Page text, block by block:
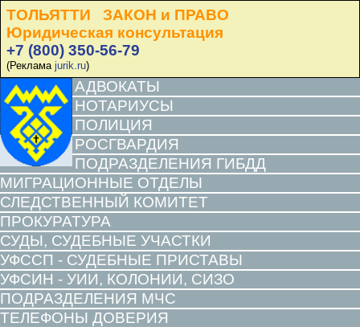
ТОЛЬЯТТИ ЗАКОН и ПРАВО
Юридическая консультация
+7 (800) 350-56-79
(Реклама jurik.ru)
АДВОКАТЫ
НОТАРИУСЫ
ПОЛИЦИЯ
РОСГВАРДИЯ
ПОДРАЗДЕЛЕНИЯ ГИБДД
МИГРАЦИОННЫЕ ОТДЕЛЫ
СЛЕДСТВЕННЫЙ КОМИТЕТ
ПРОКУРАТУРА
СУДЫ, СУДЕБНЫЕ УЧАСТКИ
УФССП - СУДЕБНЫЕ ПРИСТАВЫ
УФСИН - УИИ, КОЛОНИИ, СИЗО
ПОДРАЗДЕЛЕНИЯ МЧС
ТЕЛЕФОНЫ ДОВЕРИЯ